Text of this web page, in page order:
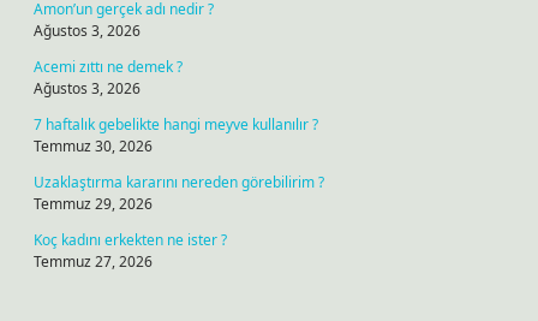
Amon’un gerçek adı nedir ?
Ağustos 3, 2026
Acemi zıttı ne demek ?
Ağustos 3, 2026
7 haftalık gebelikte hangi meyve kullanılır ?
Temmuz 30, 2026
Uzaklaştırma kararını nereden görebilirim ?
Temmuz 29, 2026
Koç kadını erkekten ne ister ?
Temmuz 27, 2026